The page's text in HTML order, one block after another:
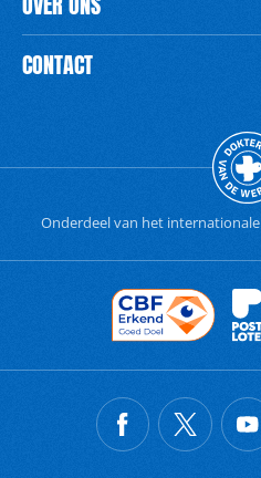
CONTACT
Onderdeel van het internationale